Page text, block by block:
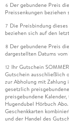
6 Der gebundene Preis
Preissenkungen
7 Die Preisbindung
beziehen sich auf den
8 Der gebundene Preis
dargestellten Datums vom
12 Ihr Gutschein
Gutschein ausschließlich
zur Abholung mit
gesetzlich
preisgebundene
Hugendubel Hörbuch
Geschenkkarten
und der Handel des